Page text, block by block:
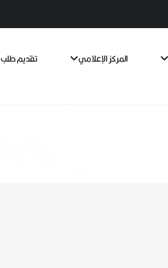
المركز الإعلامي تقديم طلب